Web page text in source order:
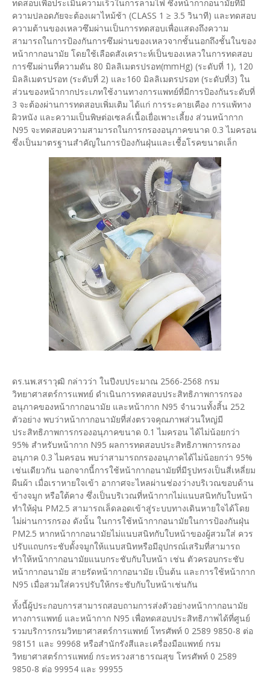
ทดสอบเพื่อประเมินความเร็วในการลามไฟ ซึ่งหน้ากากอนามัยที่มี
ความปลอดภัยจะต้องเผาไหม้ช้า (CLASS 1 ≥ 3.5 วินาที) และทดสอบ
ความต้านของเหลวซึมผ่านเป็นการทดสอบเพื่อแสดงถึงความ
สามารถในการป้องกันการซึมผ่านของเหลวจากชั้นนอกถึงชั้นในของ
หน้ากากอนามัย โดยใช้เลือดสังเคราะห์เป็นของเหลวในการทดสอบ
การซึมผ่านที่ความดัน 80 มิลลิเมตรปรอท(mmHg) (ระดับที่ 1), 120
มิลลิเมตรปรอท (ระดับที่ 2) และ160 มิลลิเมตรปรอท (ระดับที่3) ใน
ส่วนของหน้ากากประเภทใช้งานทางการแพทย์ที่มีการป้องกันระดับที่
3 จะต้องผ่านการทดสอบเพิ่มเติม ได้แก่ การระคายเคือง การแพ้ทาง
ผิวหนัง และความเป็นพิษต่อเซลล์เนื้อเยื่อเพาะเลี้ยง ส่วนหน้ากาก
N95 จะทดสอบความสามารถในการกรองอนุภาคขนาด 0.3 ไมครอน
ซึ่งเป็นมาตรฐานสำคัญในการป้องกันฝุ่นและเชื้อโรคขนาดเล็ก
ดร.นพ.สราวุฒิ กล่าวว่า ในปีงบประมาณ 2566-2568 กรม
วิทยาศาสตร์การแพทย์ ดำเนินการทดสอบประสิทธิภาพการกรอง
อนุภาคของหน้ากากอนามัย และหน้ากาก N95 จำนวนทั้งสิ้น 252
ตัวอย่าง พบว่าหน้ากากอนามัยที่ส่งตรวจคุณภาพส่วนใหญ่มี
ประสิทธิภาพการกรองอนุภาคขนาด 0.1 ไมครอน ได้ไม่น้อยกว่า
95% สำหรับหน้ากาก N95 ผลการทดสอบประสิทธิภาพการกรอง
อนุภาค 0.3 ไมครอน พบว่าสามารถกรองอนุภาคได้ไม่น้อยกว่า 95%
เช่นเดียวกัน นอกจากนี้การใช้หน้ากากอนามัยที่มีรูปทรงเป็นสี่เหลี่ยม
ผืนผ้า เมื่อเราหายใจเข้า อากาศจะไหลผ่านช่องว่างบริเวณขอบด้าน
ข้างจมูก หรือใต้คาง ซึ่งเป็นบริเวณที่หน้ากากไม่แนบสนิทกับใบหน้า
ทำให้ฝุ่น PM2.5 สามารถเล็ดลอดเข้าสู่ระบบทางเดินหายใจได้โดย
ไม่ผ่านการกรอง ดังนั้น ในการใช้หน้ากากอนามัยในการป้องกันฝุ่น
PM2.5 หากหน้ากากอนามัยไม่แนบสนิทกับใบหน้าของผู้สวมใส่ ควร
ปรับแถบกระชับดั้งจมูกให้แนบสนิทหรือมีอุปกรณ์เสริมที่สามารถ
ทำให้หน้ากากอนามัยแนบกระชับกับใบหน้า เช่น ตัวครอบกระชับ
หน้ากากอนามัย สายรัดหน้ากากอนามัย เป็นต้น และการใช้หน้ากาก
N95 เมื่อสวมใส่ควรปรับให้กระชับกับใบหน้าเช่นกัน
ทั้งนี้ผู้ประกอบการสามารถสอบถามการส่งตัวอย่างหน้ากากอนามัย
ทางการแพทย์ และหน้ากาก N95 เพื่อทดสอบประสิทธิภาพได้ที่ศูนย์
รวมบริการกรมวิทยาศาสตร์การแพทย์ โทรศัพท์ 0 2589 9850-8 ต่อ
98151 และ 99968 หรือสำนักรังสีและเครื่องมือแพทย์ กรม
วิทยาศาสตร์การแพทย์ กระทรวงสาธารณสุข โทรศัพท์ 0 2589
9850-8 ต่อ 99954 และ 99955